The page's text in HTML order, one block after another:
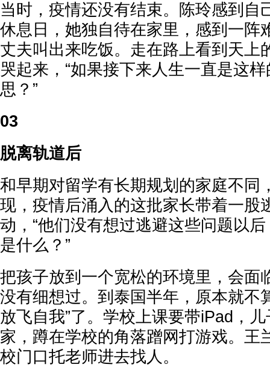
当时，疫情还没有结束。陈玲感到自
休息日，她独自待在家里，感到一阵
丈夫叫出来吃饭。走在路上看到天上
哭起来，“如果接下来人生一直是这
思？”
03
脱离轨道后
和早期对留学有长期规划的家庭不同
现，疫情后涌入的这批家长带着一股
动，“他们没有想过逃避这些问题以
是什么？”
把孩子放到一个宽松的环境里，会面
没有细想过。到泰国半年，原本就不
放飞自我”了。学校上课要带iPad，
家，蹲在学校的角落蹭网打游戏。王
校门口托老师进去找人。